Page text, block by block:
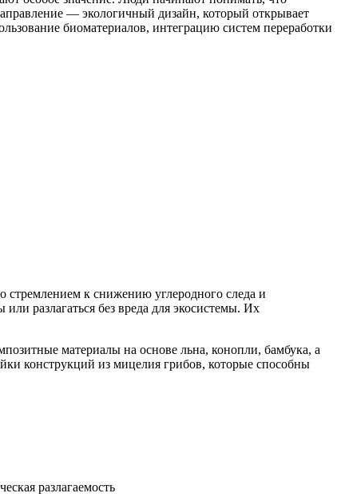
— экологичный дизайн, который открывает
биоматериалов, интеграцию систем переработки
стремлением к снижению углеродного следа и
разлагаться без вреда для экосистемы. Их
материалы на основе льна, конопли, бамбука, а
конструкций из мицелия грибов, которые способны
разлагаемость